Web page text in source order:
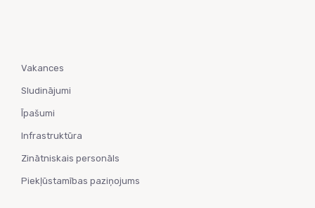
Vakances
Sludinājumi
Īpašumi
Infrastruktūra
Zinātniskais personāls
Piekļūstamības paziņojums